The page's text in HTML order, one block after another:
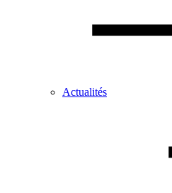
Actualités